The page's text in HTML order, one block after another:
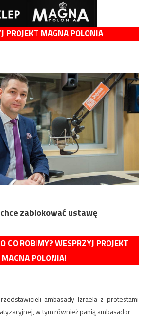
PROJEKT MAGNA POLONIA
zablokować ustawę
CO ROBIMY? WESPRZYJ PROJEKT
MAGNA POLONIA!
ambasady Izraela z protestami
w tym również panią ambasador